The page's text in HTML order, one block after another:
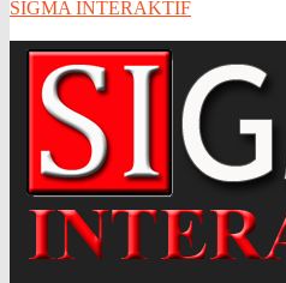
SIGMA INTERAKTIF